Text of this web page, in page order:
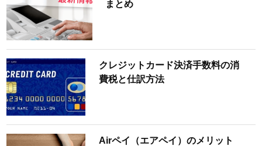
まとめ
クレジットカード決済手数料の消
費税と仕訳方法
Airペイ（エアペイ）のメリット